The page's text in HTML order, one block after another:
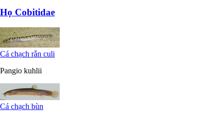
Họ Cobitidae
Cá chạch rắn culi
Pangio kuhlii
Cá chạch bùn